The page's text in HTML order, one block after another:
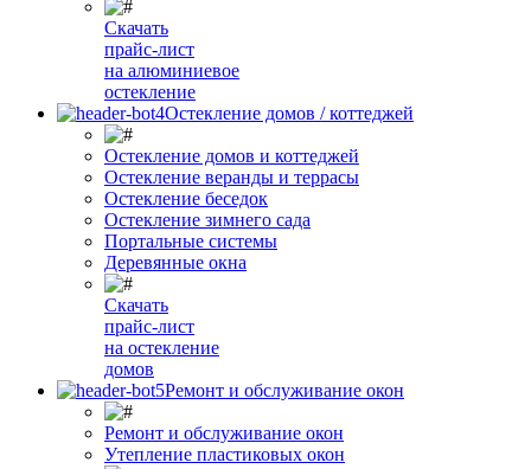
Скачать
прайс-лист
на алюминиевое
остекление
Остекление домов / коттеджей
Остекление домов и коттеджей
Остекление веранды и террасы
Остекление беседок
Остекление зимнего сада
Портальные системы
Деревянные окна
Скачать
прайс-лист
на остекление
домов
Ремонт и обслуживание окон
Ремонт и обслуживание окон
Утепление пластиковых окон